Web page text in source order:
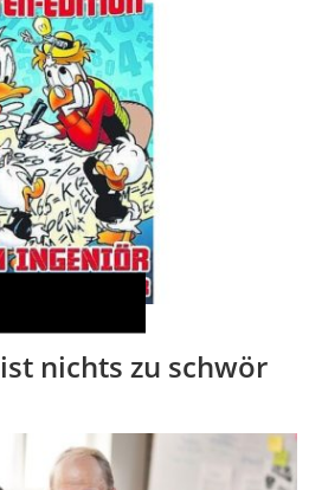
nichts zu schwör